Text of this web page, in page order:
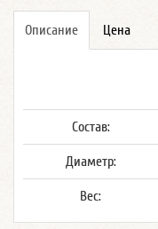
Описание Цена
Состав:
Диаметр:
Вес: